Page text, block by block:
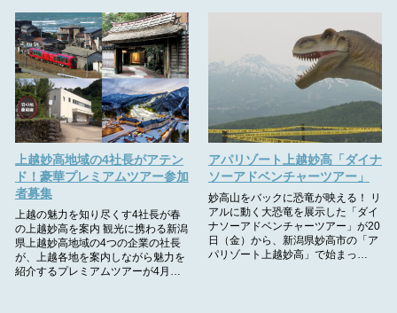
上越妙高地域の4社長がアテン
ド！豪華プレミアムツアー参加
者募集
上越の魅力を知り尽くす4社長が春
の上越妙高を案内 観光に携わる新潟
県上越妙高地域の4つの企業の社長
が、上越各地を案内しながら魅力を
紹介するプレミアムツアーが4月…
アパリゾート上越妙高「ダイナ
ソーアドベンチャーツアー」
妙高山をバックに恐竜が映える！ リ
アルに動く大恐竜を展示した「ダイ
ナソーアドベンチャーツアー」が20
日（金）から、新潟県妙高市の「ア
パリゾート上越妙高」で始まっ…